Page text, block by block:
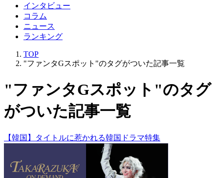
インタビュー
コラム
ニュース
ランキング
TOP
"ファンタGスポット"のタグがついた記事一覧
"ファンタGスポット"のタグ
がついた記事一覧
【韓国】タイトルに惹かれる韓国ドラマ特集